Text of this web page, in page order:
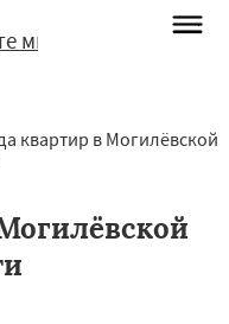
мне
квартир в Могилёвской